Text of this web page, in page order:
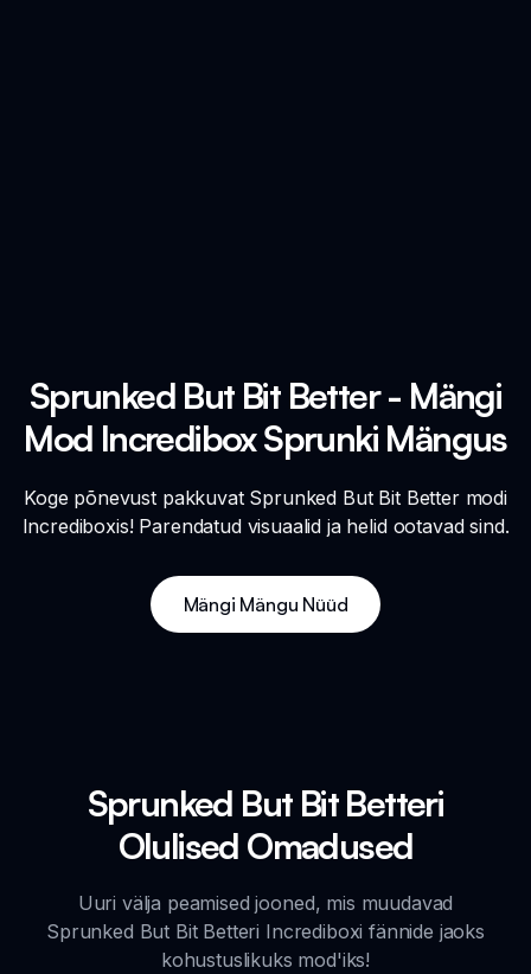
Sprunked But Bit Better - Mängi
Mod Incredibox Sprunki Mängus
Koge põnevust pakkuvat Sprunked But Bit Better modi
Incrediboxis! Parendatud visuaalid ja helid ootavad sind.
Mängi Mängu Nüüd
Sprunked But Bit Betteri
Olulised Omadused
Uuri välja peamised jooned, mis muudavad
Sprunked But Bit Betteri Incrediboxi fännide jaoks
kohustuslikuks mod'iks!